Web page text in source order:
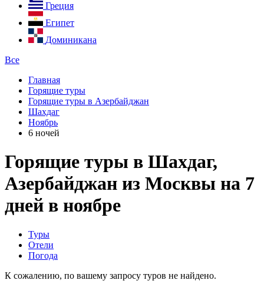
Греция
Египет
Доминикана
Все
Главная
Горящие туры
Горящие туры в Азербайджан
Шахдаг
Ноябрь
6 ночей
Горящие туры в Шахдаг,
Азербайджан из Москвы на 7
дней в ноябре
Туры
Отели
Погода
К сожалению, по вашему запросу туров не найдено.